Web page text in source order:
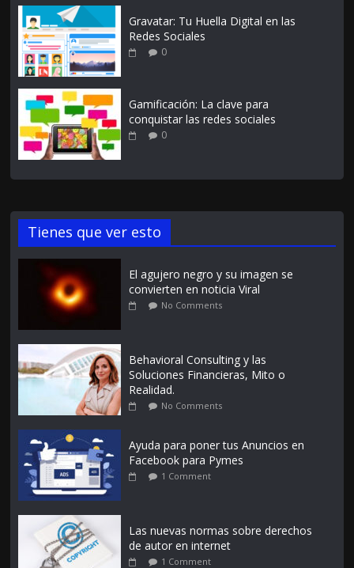
Gravatar: Tu Huella Digital en las
Redes Sociales
0
Gamificación: La clave para
conquistar las redes sociales
0
Tienes que ver esto
El agujero negro y su imagen se
convierten en noticia Viral
No Comments
Behavioral Consulting y las
Soluciones Financieras, Mito o
Realidad.
No Comments
Ayuda para poner tus Anuncios en
Facebook para Pymes
1 Comment
Las nuevas normas sobre derechos
de autor en internet
1 Comment